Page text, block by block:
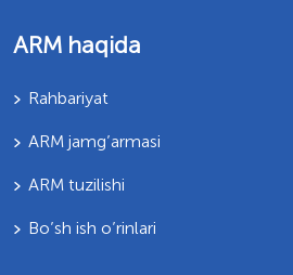
ARM haqida
Rahbariyat
ARM jamg’armasi
ARM tuzilishi
Bo’sh ish o’rinlari